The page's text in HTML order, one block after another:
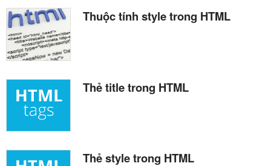
Thuộc tính style trong HTML
Thẻ title trong HTML
Thẻ style trong HTML